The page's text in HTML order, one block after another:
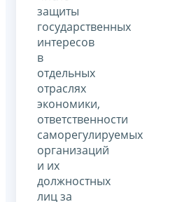
защиты
государственных
интересов
в
отдельных
отраслях
экономики,
ответственности
саморегулируемых
организаций
и их
должностных
лиц за